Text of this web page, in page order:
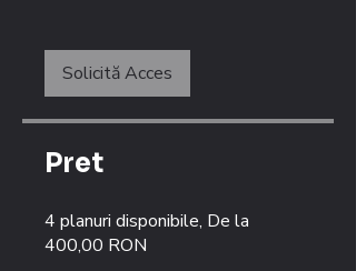
Solicită Acces
Pret
4 planuri disponibile, De la
400,00 RON